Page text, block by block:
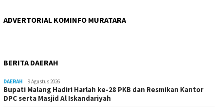
ADVERTORIAL KOMINFO MURATARA
BERITA DAERAH
DAERAH 9 Agustus 2026
Bupati Malang Hadiri Harlah ke-28 PKB dan Resmikan Kantor
DPC serta Masjid Al Iskandariyah